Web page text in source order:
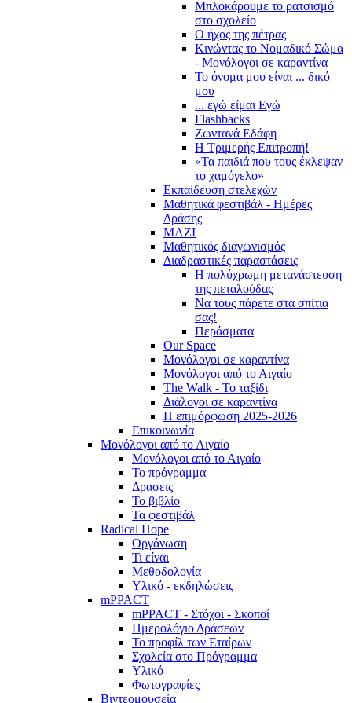
Μπλοκάρουμε το ρατσισμό
στο σχολείο
Ο ήχος της πέτρας
Κινώντας το Νομαδικό Σώμα
- Μονόλογοι σε καραντίνα
Το όνομα μου είναι ... δικό
μου
... εγώ είμαι Εγώ
Flashbacks
Ζωντανά Εδάφη
Η Τριμερής Επιτροπή!
«Τα παιδιά που τους έκλεψαν
το χαμόγελο»
Εκπαίδευση στελεχών
Μαθητικά φεστιβάλ - Ημέρες
Δράσης
ΜΑΖΙ
Μαθητικός διαγωνισμός
Διαδραστικές παραστάσεις
Η πολύχρωμη μετανάστευση
της πεταλούδας
Να τους πάρετε στα σπίτια
σας!
Περάσματα
Our Space
Μονόλογοι σε καραντίνα
Μονόλογοι από το Αιγαίο
The Walk - Το ταξίδι
Διάλογοι σε καραντίνα
Η επιμόρφωση 2025-2026
Επικοινωνία
Μονόλογοι από το Αιγαίο
Μονόλογοι από το Αιγαίο
Το πρόγραμμα
Δρασεις
Το βιβλίο
Τα φεστιβάλ
Radical Hope
Οργάνωση
Τι είναι
Μεθοδολογία
Υλικό - εκδηλώσεις
mPPACT
mPPACT - Στόχοι - Σκοποί
Ημερολόγιο Δράσεων
Το προφίλ των Εταίρων
Σχολεία στο Πρόγραμμα
Υλικό
Φωτογραφίες
Βιντεομουσεία